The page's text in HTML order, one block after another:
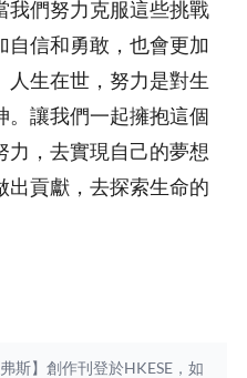
我們努力克服這些挑戰
自信和勇敢，也會更加
人生在世，努力是對生
。讓我們一起擁抱這個
力，去實現自己的夢想
出貢獻，去探索生命的
斯】創作刊登於HKESE，如